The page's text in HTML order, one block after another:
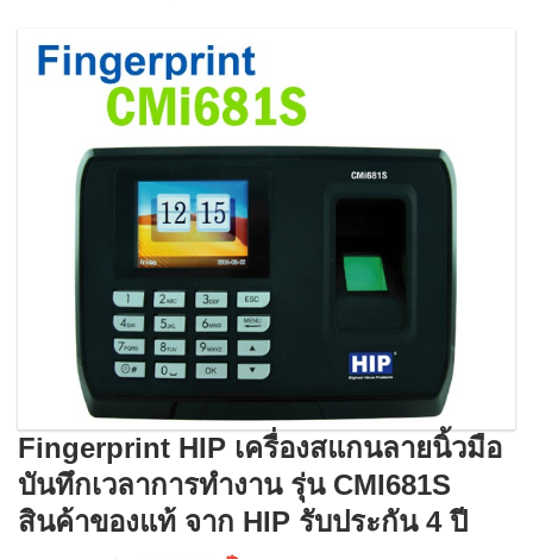
Fingerprint HIP เครื่องสแกนลายนิ้วมือ
บันทึกเวลาการทำงาน รุ่น CMI681S
สินค้าของแท้ จาก HIP รับประกัน 4 ปี